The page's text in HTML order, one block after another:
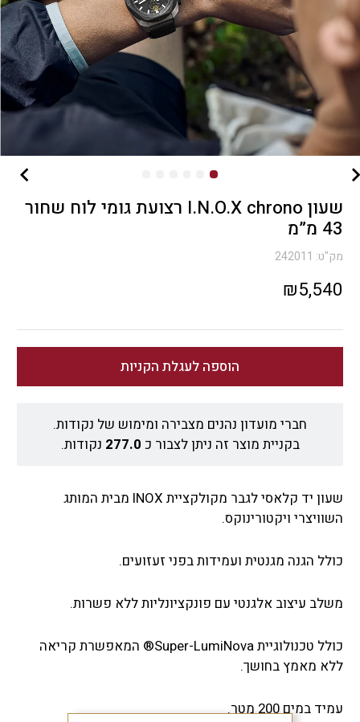
שעון I.N.O.X chrono רצועת גומי לוח שחור
43 מ”מ
מק"ט: 242011
₪5,540
הוספה לעגלת הקניות
חברי מועדון נהנים מצבירה ומימוש של נקודות.
בקניית מוצר זה ניתן לצבור כ 277.0 נקודות.
שעון יד קלאסי לגבר מקולקציית INOX מבית המותג
השוויצרי ויקטורינוקס.
כולל הגנה מגנטית ועמידות בפני זעזועים.
משלב עיצוב אלגנטי עם פונקציונליות ללא פשרות.
כולל טכנולוגיית Super-LumiNova® המאפשרת קריאה
ללא מאמץ בחושך.
עמיד במים 200 מטר.